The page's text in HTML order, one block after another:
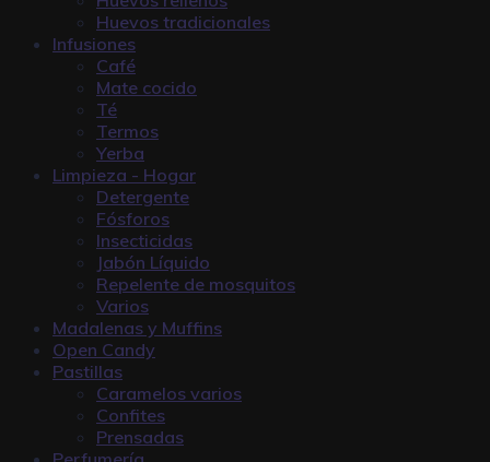
Huevos tradicionales
Infusiones
Café
Mate cocido
Té
Termos
Yerba
Limpieza - Hogar
Detergente
Fósforos
Insecticidas
Jabón Líquido
Repelente de mosquitos
Varios
Madalenas y Muffins
Open Candy
Pastillas
Caramelos varios
Confites
Prensadas